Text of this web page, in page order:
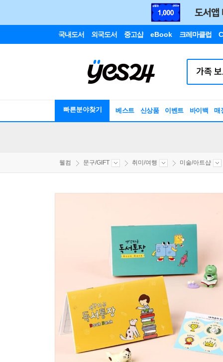
국내도서 외국도서 중고샵 eBook 크레마클럽
빠른분야찾기 베스트 신상품 이벤트 바이백 매
웰컴 문구/GIFT 취미/여행 미술/아트샵